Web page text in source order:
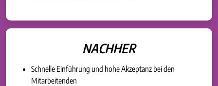
NACHHER
Schnelle Einführung und hohe Akzeptanz bei den
Mitarbeitenden